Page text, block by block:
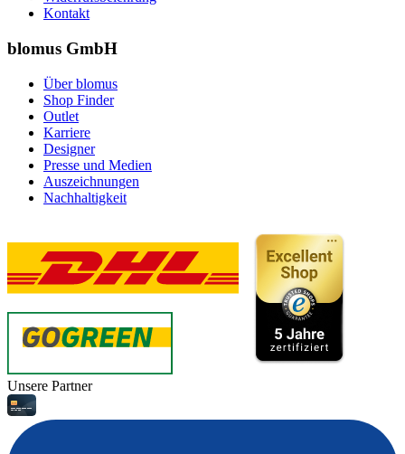
Kontakt
blomus GmbH
Über blomus
Shop Finder
Outlet
Karriere
Designer
Presse und Medien
Auszeichnungen
Nachhaltigkeit
Unsere Partner